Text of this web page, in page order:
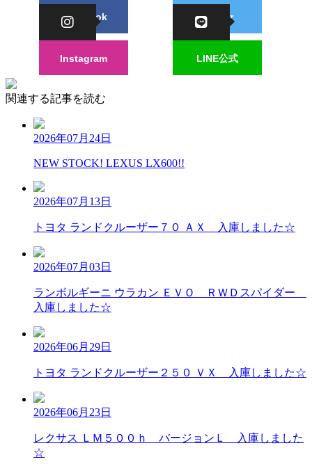
Facebook Twitter
Instagram LINE公式
関連する記事を読む
2026年07月24日
NEW STOCK! LEXUS LX600!!
2026年07月13日
トヨタ ランドクルーザー７０ ＡＸ 入庫しました☆
2026年07月03日
ランボルギーニ ウラカン ＥＶＯ ＲＷＤスパイダー
入庫しました☆
2026年06月29日
トヨタ ランドクルーザー２５０ ＶＸ 入庫しました☆
2026年06月23日
レクサス ＬＭ５００ｈ バージョンＬ 入庫しました
☆